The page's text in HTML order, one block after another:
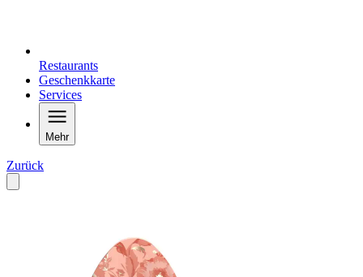
Restaurants
Geschenkkarte
Services
Mehr
Zurück